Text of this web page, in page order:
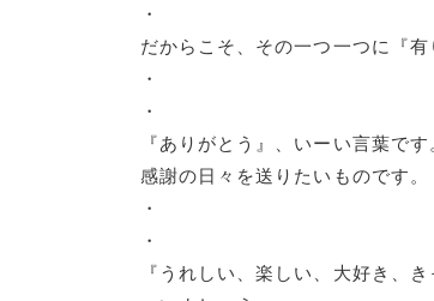
・
だからこそ、その一つ一つに『
・
・
『ありがとう』、いーい言葉です
感謝の日々を送りたいものです。
・
・
『うれしい、楽しい、大好き、